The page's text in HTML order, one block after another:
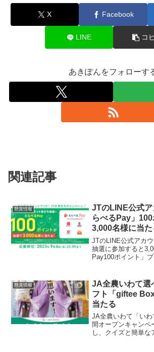
X Facebook
LINE コ
あきぽんをフォローす
関連記事
懸賞情報
JTのLINE公式ア
らべるPay」
3,000名様に当た
JTのLINE公式アカ
抽選に参加すると
Pay100ポイント」
トで#キャンペーン
懸賞情報
JA全農いわて選
フト「giftee
当たる
JA全農いわて「いわ
間オープンキャンペ
し、クイズと簡単な